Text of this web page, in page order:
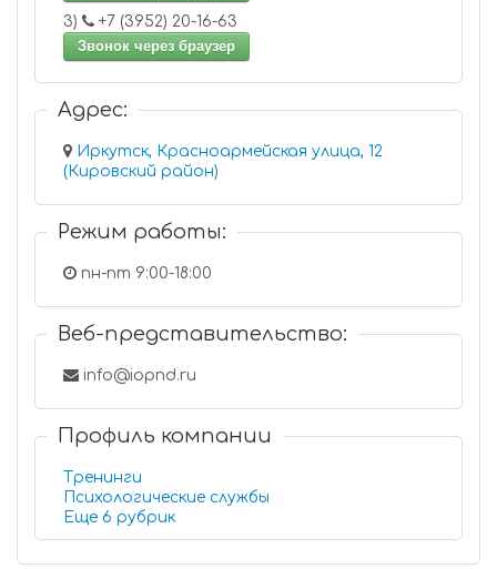
3)
+7 (3952) 20-16-63
Звонок через браузер
Адрес:
Иркутск, Красноармейская улица, 12
(Кировский район)
Режим работы:
пн-пт 9:00-18:00
Веб-представительство:
info@iopnd.ru
Профиль компании
Тренинги
Психологические службы
Еще 6 рубрик